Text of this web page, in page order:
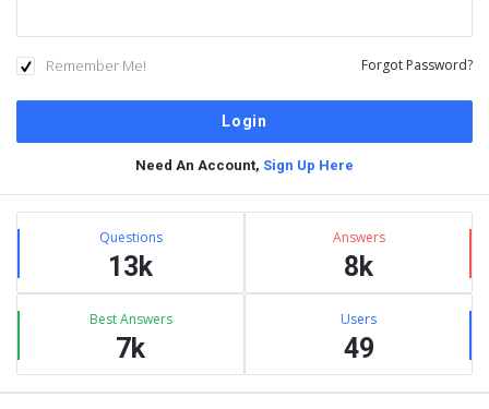
Remember Me! Forgot Password?
Need An Account, Sign Up Here
Sidebar
Stats Questions
13k
Answers
8k
Best Answers
7k
Users
49